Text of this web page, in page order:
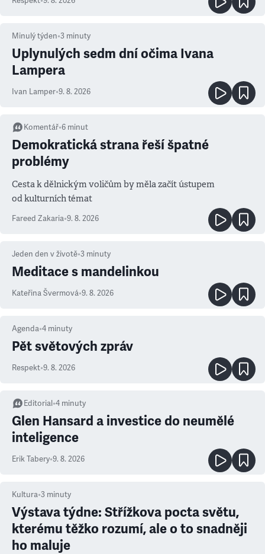
Minulý týden•3 minuty
Uplynulých sedm dní očima Ivana
Lampera
Ivan Lamper•9. 8. 2026
Komentář•6 minut
Demokratická strana řeší špatné
problémy
Cesta k dělnickým voličům by měla začít ústupem
od kulturních témat
Fareed Zakaria•9. 8. 2026
Jeden den v životě•3 minuty
Meditace s mandelinkou
Kateřina Švermová•9. 8. 2026
Agenda•4 minuty
Pět světových zpráv
Respekt•9. 8. 2026
Editorial •4 minuty
Glen Hansard a investice do neumělé
inteligence
Erik Tabery•9. 8. 2026
Kultura•3 minuty
Výstava týdne: Střížkova pocta světu,
kterému těžko rozumí, ale o to snadněji
ho maluje